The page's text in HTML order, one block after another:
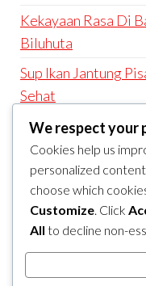
Kekayaan Rasa Di
Biluhuta
Sup Ikan Jantung
Sehat
RECENT
A WordPress
ARCHIVES
November 2025
October 2025
We respect your
Cookies help us
personalized
choose which
Customize. Click
All to decline non-